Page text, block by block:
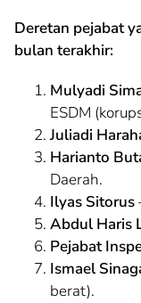
Deretan pejabat
bulan terakhir:
Mulyadi
ESDM
Juliadi
Harianto
Daerah.
Ilyas Sitorus
Abdul Haris
Pejabat
Ismael
berat).